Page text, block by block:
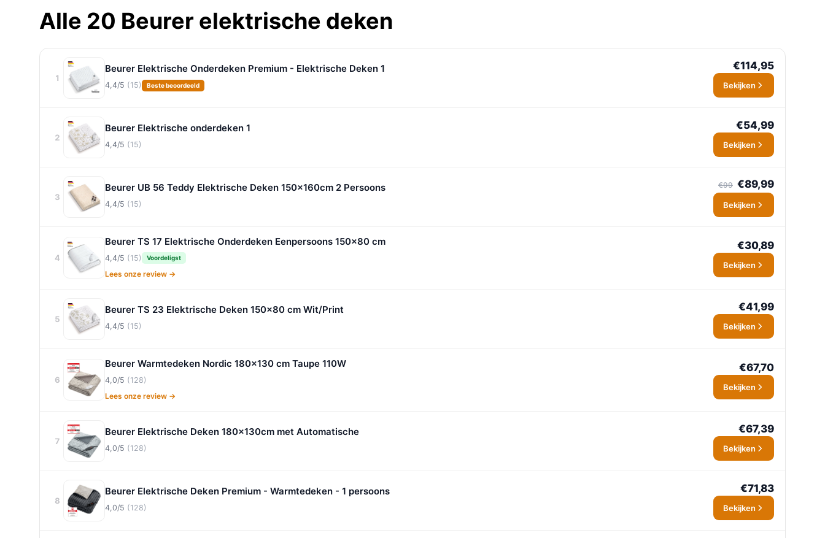
Alle 20 Beurer elektrische deken
1
Beurer Elektrische Onderdeken Premium - Elektrische Deken 1
4,4/5 (15) Beste beoordeeld
€114,95
Bekijken
2
Beurer Elektrische onderdeken 1
4,4/5 (15)
€54,99
Bekijken
3
Beurer UB 56 Teddy Elektrische Deken 150x160cm 2 Persoons
4,4/5 (15)
€99 €89,99
Bekijken
4
Beurer TS 17 Elektrische Onderdeken Eenpersoons 150x80 cm
4,4/5 (15) Voordeligst
Lees onze review →
€30,89
Bekijken
5
Beurer TS 23 Elektrische Deken 150x80 cm Wit/Print
4,4/5 (15)
€41,99
Bekijken
6
Beurer Warmtedeken Nordic 180x130 cm Taupe 110W
4,0/5 (128)
Lees onze review →
€67,70
Bekijken
7
Beurer Elektrische Deken 180x130cm met Automatische
4,0/5 (128)
€67,39
Bekijken
8
Beurer Elektrische Deken Premium - Warmtedeken - 1 persoons
4,0/5 (128)
€71,83
Bekijken